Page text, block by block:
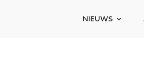
NIEUWS